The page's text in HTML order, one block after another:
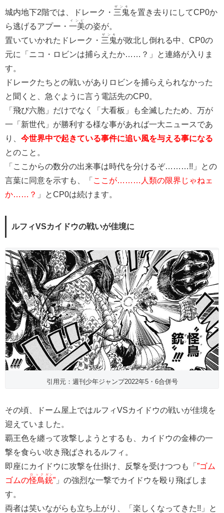
城内地下2階では、ドレーク・ 三鬼
ザンキ
を置き去りにしてCP0か
ら逃げるアプー・ 一美
インビ
の姿が。
置いていかれたドレーク・ 三鬼
ザンキ
が敗北し倒れる中、CP0の
元に「ニコ・ロビンは捕らえたか……？」と連絡が入りま
す。
ドレークたちとの戦いがありロビンを捕らえられなかった
と聞くと、急ぐように言う電話先のCP0。
「飛び六胞」だけでなく「大看板」も全滅したため、万が
一「新世代」が勝利する様な事があれば一大ニュースであ
り、 今世界中で起きている事件に追い風を与える事になる
とのこと。
「ここからの数分の出来事は時代を分けるぞ………!!」との
言葉に同意を示すも、「 ここが………人類の限界じゃねェ
か……？ 」とCP0は続けます。
ルフィVSカイドウの戦いが佳境に
引用元：週刊少年ジャンプ2022年5・6合併号
その頃、ドーム屋上ではルフィVSカイドウの戦いが佳境を
迎えていました。
覇王色を纏って攻撃しようとするも、カイドウの金棒の一
撃を食らい吹き飛ばされるルフィ。
即座にカイドウに攻撃を仕掛け、反撃を受けつつも「 ”ゴム
ゴムの怪鳥
ロック
銃
ガン
” 」の強烈な一撃でカイドウを殴り飛ばしま
す。
両者は笑いながらも立ち上がり、「楽しくなってきた!!」と